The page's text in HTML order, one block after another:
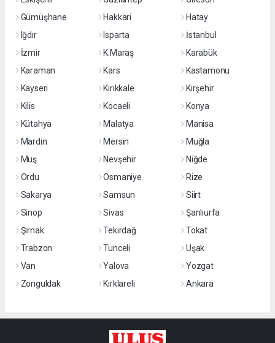
Gümüşhane
Hakkari
Hatay
Iğdır
Isparta
İstanbul
İzmir
K.Maraş
Karabük
Karaman
Kars
Kastamonu
Kayseri
Kırıkkale
Kırşehir
Kilis
Kocaeli
Konya
Kütahya
Malatya
Manisa
Mardin
Mersin
Muğla
Muş
Nevşehir
Niğde
Ordu
Osmaniye
Rize
Sakarya
Samsun
Siirt
Sinop
Sivas
Şanlıurfa
Şırnak
Tekirdağ
Tokat
Trabzon
Tunceli
Uşak
Van
Yalova
Yozgat
Zonguldak
Kırklareli Ankara